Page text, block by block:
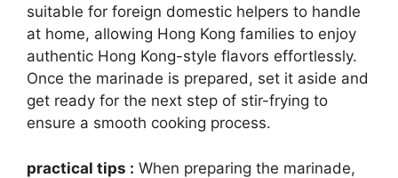
suitable for foreign domestic helpers to handle
at home, allowing Hong Kong families to enjoy
authentic Hong Kong-style flavors effortlessly.
Once the marinade is prepared, set it aside and
get ready for the next step of stir-frying to
ensure a smooth cooking process.
practical tips : When preparing the marinade,